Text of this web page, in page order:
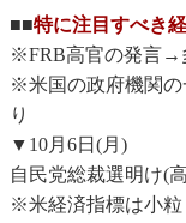
■■特に注目すべき
※FRB高官の発言→
※米国の政府機関の
り
▼10月6日(月)
自民党総裁選明け(
※米経済指標は小粒